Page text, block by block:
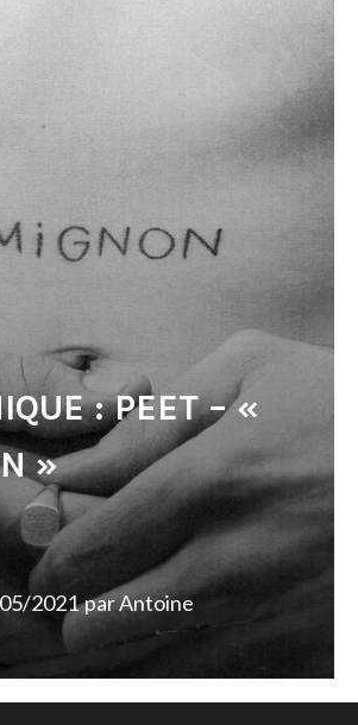
: PEET – «
»
2021 parAntoine